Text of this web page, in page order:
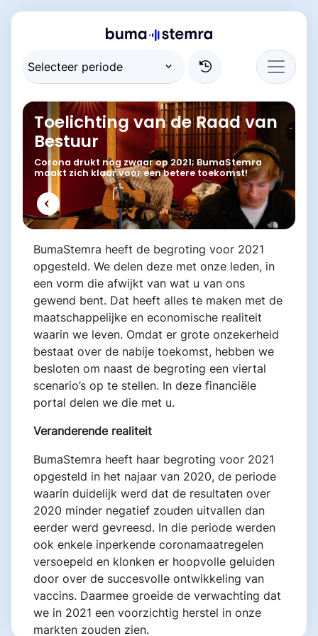
Toelichting van de Raad van
Bestuur
Corona drukt nog zwaar op 2021; BumaStemra
maakt zich klaar voor een betere toekomst!
BumaStemra heeft de begroting voor 2021
opgesteld. We delen deze met onze leden, in
een vorm die afwijkt van wat u van ons
gewend bent. Dat heeft alles te maken met de
maatschappelijke en economische realiteit
waarin we leven. Omdat er grote onzekerheid
bestaat over de nabije toekomst, hebben we
besloten om naast de begroting een viertal
scenario’s op te stellen. In deze financiële
portal delen we die met u.
Veranderende realiteit
BumaStemra heeft haar begroting voor 2021
opgesteld in het najaar van 2020, de periode
waarin duidelijk werd dat de resultaten over
2020 minder negatief zouden uitvallen dan
eerder werd gevreesd. In die periode werden
ook enkele inperkende coronamaatregelen
versoepeld en klonken er hoopvolle geluiden
door over de succesvolle ontwikkeling van
vaccins. Daarmee groeide de verwachting dat
we in 2021 een voorzichtig herstel in onze
markten zouden zien.